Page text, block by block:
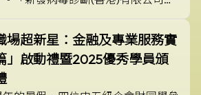
的相關科技。公司高級工程總監曾鈺
士為彩天校友，他親身向一眾學弟們
職場生涯的所見所感，讓同學獲得
的就業情報，及早裝備自己。
場超新星：金融及專業服務實
」啟動禮暨2025優秀學員頒